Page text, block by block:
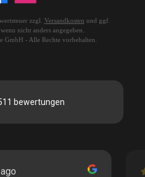
zzgl. Versandkosten und ggf.
nicht anders angegeben.
GmbH - Alle Rechte vorbehalten.
bewertungen